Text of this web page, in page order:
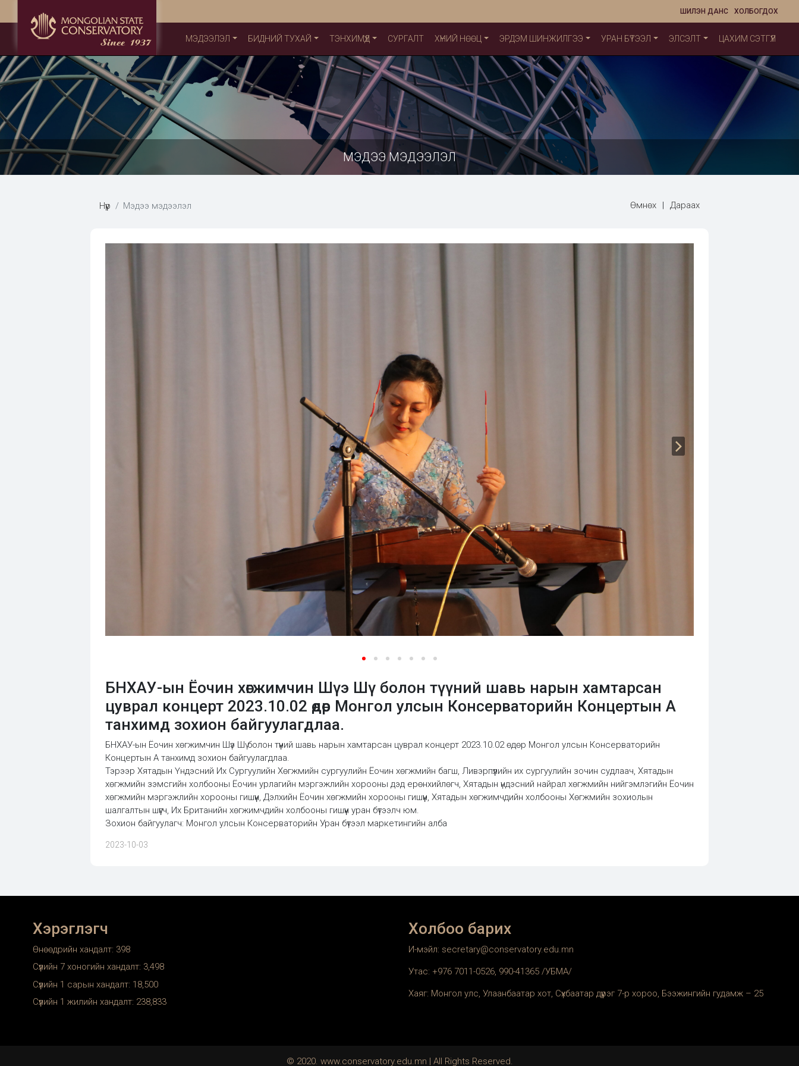
ХОЛБОГДОХ
ШИЛЭН ДАНС
МЭДЭЭЛЭЛ БИДНИЙ ТУХАЙ ТЭНХИМҮҮД СУРГАЛТ ХҮНИЙ НӨӨЦ ЭРДЭМ ШИНЖИЛГЭЭ УРАН БҮТЭЭЛ ЭЛСЭЛТ ЦАХИМ СЭТГҮҮЛ
МЭДЭЭ МЭДЭЭЛЭЛ
Нүүр Мэдээ мэдээлэл Өмнөх | Дараах
БНХАУ-ын Ёочин хөгжимчин Шүэ Шү болон түүний шавь нарын хамтарсан
цуврал концерт 2023.10.02 өдөр Монгол улсын Консерваторийн Концертын А
танхимд зохион байгуулагдлаа.
БНХАУ-ын Ёочин хөгжимчин Шүэ Шү болон түүний шавь нарын хамтарсан цуврал концерт 2023.10.02 өдөр Монгол улсын Консерваторийн
Концертын А танхимд зохион байгуулагдлаа.
Тэрээр Хятадын Үндэсний Их Сургуулийн Хөгжмийн сургуулийн Ёочин хөгжмийн багш, Ливэрпүүлийн их сургуулийн зочин судлаач, Хятадын
хөгжмийн зэмсгийн холбооны Ёочин урлагийн мэргэжлийн хорооны дэд ерөнхийлөгч, Хятадын үндэсний найрал хөгжмийн нийгэмлэгийн Ёочин
хөгжмийн мэргэжлийн хорооны гишүүн, Дэлхийн Ёочин хөгжмийн хорооны гишүүн, Хятадын хөгжимчдийн холбооны Хөгжмийн зохиолын
шалгалтын шүүгч, Их Британийн хөгжимчдийн холбооны гишүүн уран бүтээлч юм.
Зохион байгуулагч: Монгол улсын Консерваторийн Уран бүтээл маркетингийн алба
2023-10-03
Хэрэглэгч
Өнөөдрийн хандалт: 398
Сүүлийн 7 хоногийн хандалт: 3,498
Сүүлийн 1 сарын хандалт: 18,500
Сүүлийн 1 жилийн хандалт: 238,833
Холбоо барих
И-мэйл: secretary@conservatory.edu.mn
Утас: +976 7011-0526, 990-41365 /УБМА/
Хаяг: Монгол улс, Улаанбаатар хот, Сүхбаатар дүүрэг 7-р хороо, Бээжингийн гудамж – 25
© 2020. www.conservatory.edu.mn | All Rights Reserved.